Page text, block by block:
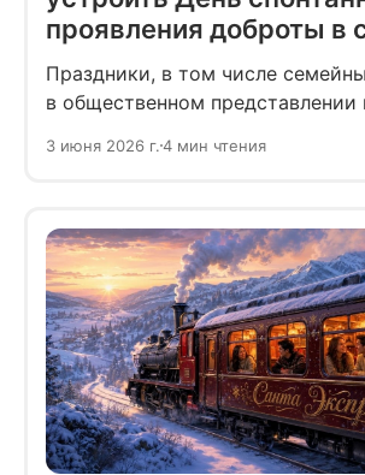
проявления доброты в
Праздники, в том числе
в общественном представлении
понятный повод, привычный
3 июня 2026 г.4 мин чтения